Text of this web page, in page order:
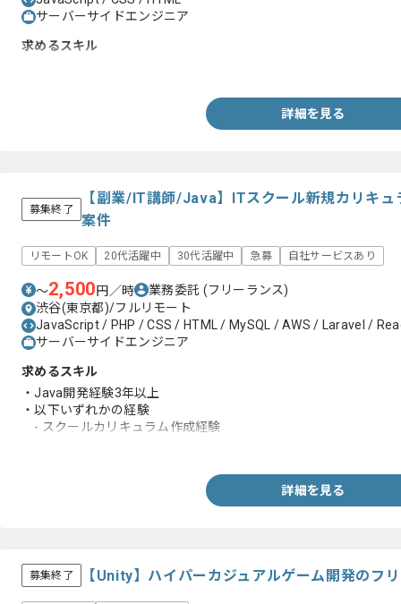
サーバーサイドエンジニア
求めるスキル
詳細を見る
募集終了
【副業/IT講師/Java】ITスクール新規カリキュ
案件
リモートOK 20代活躍中 30代活躍中 急募 自社サービスあり
〜2,500円／時 業務委託 (フリーランス)
渋谷(東京都)/フルリモート
JavaScript / PHP / CSS / HTML / MySQL / AWS / Laravel /
サーバーサイドエンジニア
求めるスキル
・Java開発経験3年以上
・以下いずれかの経験
- スクールカリキュラム作成経験
詳細を見る
募集終了 【Unity】ハイパーカジュアルゲーム開発のフ